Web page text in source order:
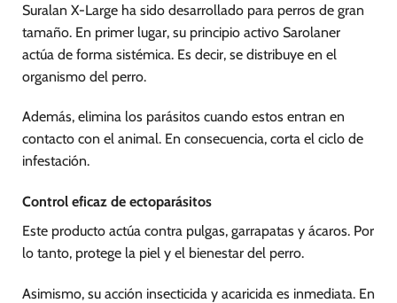
Suralan X-Large ha sido desarrollado para perros de gran
tamaño. En primer lugar, su principio activo Sarolaner
actúa de forma sistémica. Es decir, se distribuye en el
organismo del perro.
Además, elimina los parásitos cuando estos entran en
contacto con el animal. En consecuencia, corta el ciclo de
infestación.
Control eficaz de ectoparásitos
Este producto actúa contra pulgas, garrapatas y ácaros. Por
lo tanto, protege la piel y el bienestar del perro.
Asimismo, su acción insecticida y acaricida es inmediata. En